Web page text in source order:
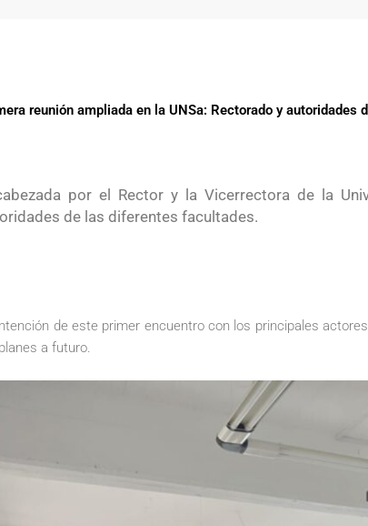
reunión ampliada en la UNSa: Rectorado y autoridades
por el Rector y la Vicerrectora de la
de las diferentes facultades.
de este primer encuentro con los principales
a futuro.